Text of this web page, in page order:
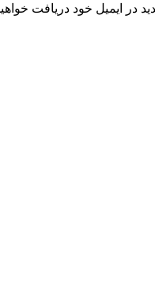
در ایمیل خود دریافت